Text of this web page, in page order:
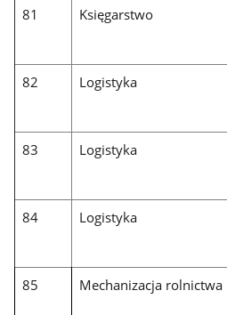
81 Księgarstwo
82 Logistyka
83 Logistyka
84 Logistyka
85 Mechanizacja rolnictwa